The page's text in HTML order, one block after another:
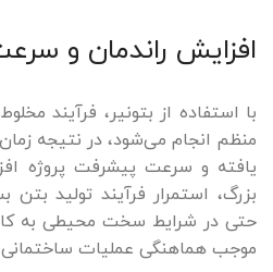
افزایش راندمان و
با استفاده از بتونیر، فرآیند
منظم انجام می‌شود، در نتیجه
یافته و سرعت پیشرفت پروژه
بزرگ، استمرار فرآیند تولید بتن
حتی در شرایط سخت محیطی به
موجب هماهنگی عملیات